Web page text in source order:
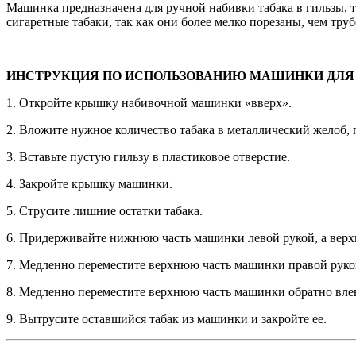
Машинка предназначена для ручной набивки табака в
сигаретные табаки, так как они более мелко порезаны, чем
ИНСТРУКЦИЯ ПО ИСПОЛЬЗОВАНИЮ МАШИНКИ ДЛЯ
1. Откройте крышку набивочной машинки «вверх».
2. Вложите нужное количество табака в металлический желоб,
3. Вставьте пустую гильзу в пластиковое отверстие.
4. Закройте крышку машинки.
5. Струсите лишние остатки табака.
6. Придерживайте нижнюю часть машинки левой рукой, а
7. Медленно переместите верхнюю часть машинки правой
8. Медленно переместите верхнюю часть машинки обратно
9. Вытрусите оставшийся табак из машинки и закройте ее.